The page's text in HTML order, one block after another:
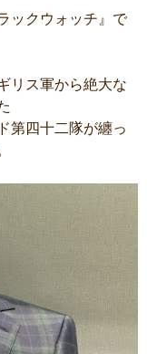
ックウォッチ』で
リス軍から絶大な
第四十二隊が纏っ